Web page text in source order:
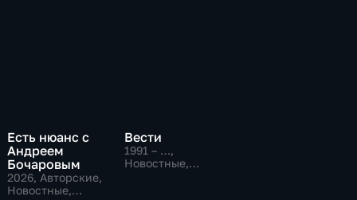
Есть нюанс с
Андреем
Бочаровым
2026, Авторские,
Новостные,
Вести
1991 – …,
Новостные,